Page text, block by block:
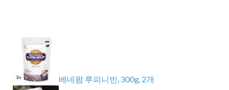
베네팜 루피니빈, 300g, 2개